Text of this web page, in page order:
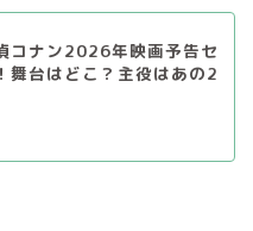
コナン2026年映画予告セ
舞台はどこ？主役はあの2